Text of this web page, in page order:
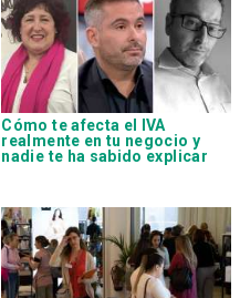
Cómo te afecta el IVA
realmente en tu negocio y
nadie te ha sabido explicar